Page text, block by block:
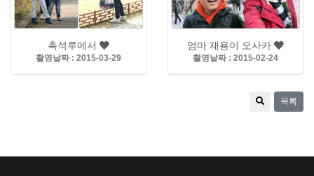
촉석루에서
촬영날짜 : 2015-03-29
엄마 재용이 오사카
촬영날짜 : 2015-02-24
목록